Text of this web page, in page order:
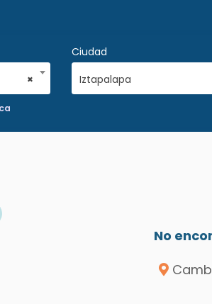
×
Ciudad
Iztapalapa
No